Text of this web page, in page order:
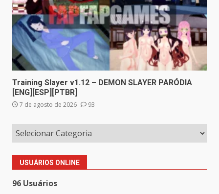
Training Slayer v1.12 – DEMON SLAYER PARÓDIA
[ENG][ESP][PTBR]
7 de agosto de 2026 93
USUÁRIOS ONLINE
96 Usuários